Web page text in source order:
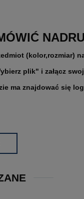
(kolor,rozmiar)
plik" i załącz
ma znajdować się